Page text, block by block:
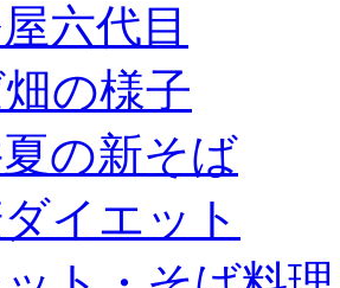
屋六代目
畑の様子
夏の新そば
ダイエット